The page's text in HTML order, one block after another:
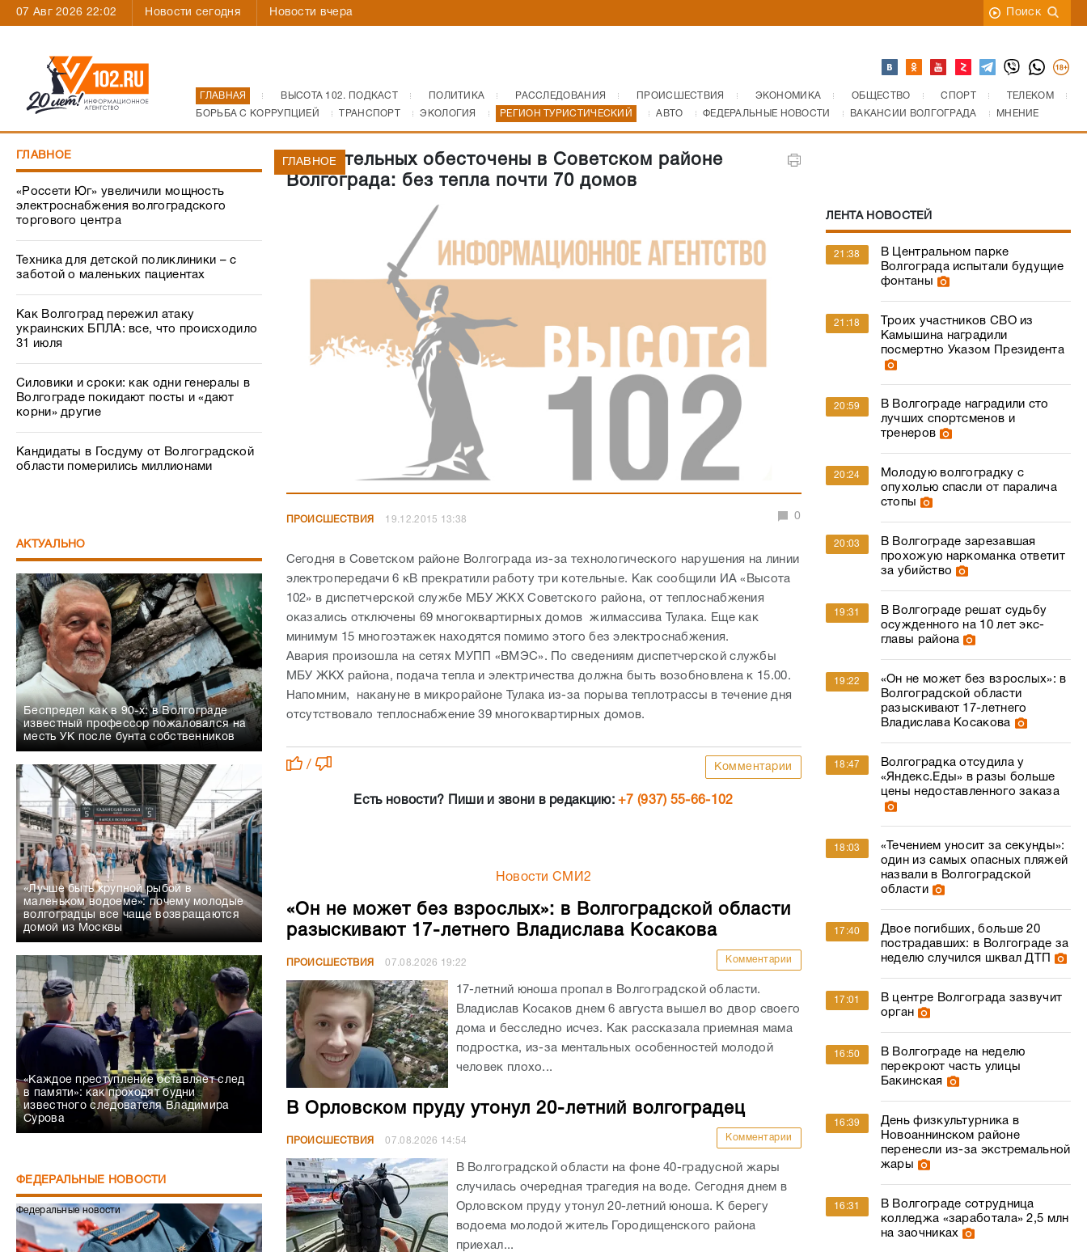
07 Авг 2026 22:02 Новости сегодня Новости вчера Поиск
ГЛАВНАЯ ВЫСОТА 102. ПОДКАСТ ПОЛИТИКА РАССЛЕДОВАНИЯ ПРОИСШЕСТВИЯ ЭКОНОМИКА ОБЩЕСТВО СПОРТ
ТЕЛЕКОМ
БОРЬБА С КОРРУПЦИЕЙ
ТРАНСПОРТ ЭКОЛОГИЯ РЕГИОН ТУРИСТИЧЕСКИЙ АВТО ФЕДЕРАЛЬНЫЕ НОВОСТИ ВАКАНСИИ ВОЛГОГРАДА МНЕНИЕ
ГЛАВНОЕ
«Россети Юг» увеличили мощность
электроснабжения волгоградского
торгового центра
Техника для детской поликлиники – с
заботой о маленьких пациентах
Как Волгоград пережил атаку
украинских БПЛА: все, что происходило
31 июля
Силовики и сроки: как одни генералы в
Волгограде покидают посты и «дают
корни» другие
Кандидаты в Госдуму от Волгоградской
области померились миллионами
АКТУАЛЬНО
Беспредел как в 90-х: в Волгограде
известный профессор пожаловался на
месть УК после бунта собственников
«Лучше быть крупной рыбой в
маленьком водоеме»: почему молодые
волгоградцы все чаще возвращаются
домой из Москвы
«Каждое преступление оставляет след
в памяти»: как проходят будни
известного следователя Владимира
Сурова
ФЕДЕРАЛЬНЫЕ НОВОСТИ
Федеральные новости
Три котельных обесточены в Советском районе
Волгограда: без тепла почти 70 домов
ГЛАВНОЕ
ПРОИСШЕСТВИЯ 19.12.2015 13:38 0
Сегодня в Советском районе Волгограда из-за технологического нарушения на линии
электропередачи 6 кВ прекратили работу три котельные. Как сообщили ИА «Высота
102» в диспетчерской службе МБУ ЖКХ Советского района, от теплоснабжения
оказались отключены 69 многоквартирных домов жилмассива Тулака. Еще как
минимум 15 многоэтажек находятся помимо этого без электроснабжения.
Авария произошла на сетях МУПП «ВМЭС». По сведениям диспетчерской службы
МБУ ЖКХ района, подача тепла и электричества должна быть возобновлена к 15.00.
Напомним, накануне в микрорайоне Тулака из-за порыва теплотрассы в течение дня
отсутствовало теплоснабжение 39 многоквартирных домов.
/ Комментарии
Есть новости? Пиши и звони в редакцию:+7 (937) 55-66-102
Новости СМИ2
«Он не может без взрослых»: в Волгоградской области
разыскивают 17-летнего Владислава Косакова
ПРОИСШЕСТВИЯ 07.08.2026 19:22 Комментарии
17-летний юноша пропал в Волгоградской области.
Владислав Косаков днем 6 августа вышел во двор своего
дома и бесследно исчез. Как рассказала приемная мама
подростка, из-за ментальных особенностей молодой
человек плохо...
В Орловском пруду утонул 20-летний волгоградец
ПРОИСШЕСТВИЯ 07.08.2026 14:54 Комментарии
В Волгоградской области на фоне 40-градусной жары
случилась очередная трагедия на воде. Сегодня днем в
Орловском пруду утонул 20-летний юноша. К берегу
водоема молодой житель Городищенского района
приехал...
ЛЕНТА НОВОСТЕЙ
21:38
В Центральном парке
Волгограда испытали будущие
фонтаны
21:18
Троих участников СВО из
Камышина наградили
посмертно Указом Президента
20:59
В Волгограде наградили сто
лучших спортсменов и
тренеров
20:24
Молодую волгоградку с
опухолью спасли от паралича
стопы
20:03
В Волгограде зарезавшая
прохожую наркоманка ответит
за убийство
19:31
В Волгограде решат судьбу
осужденного на 10 лет экс-
главы района
19:22
«Он не может без взрослых»: в
Волгоградской области
разыскивают 17-летнего
Владислава Косакова
18:47
Волгоградка отсудила у
«Яндекс.Еды» в разы больше
цены недоставленного заказа
18:03
«Течением уносит за секунды»:
один из самых опасных пляжей
назвали в Волгоградской
области
17:40
Двое погибших, больше 20
пострадавших: в Волгограде за
неделю случился шквал ДТП
17:01
В центре Волгограда зазвучит
орган
16:50
В Волгограде на неделю
перекроют часть улицы
Бакинская
16:39
День физкультурника в
Новоаннинском районе
перенесли из-за экстремальной
жары
16:31
В Волгограде сотрудница
колледжа «заработала» 2,5 млн
на заочниках